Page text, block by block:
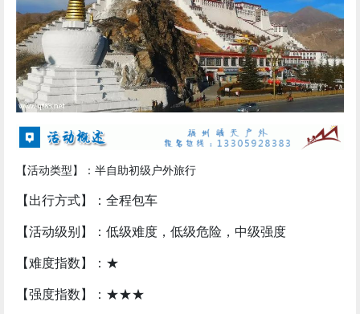
【活动类型】：半自助初级户外旅行
【出行方式】：全程包车
【活动级别】：低级难度，低级危险，中级强度
【难度指数】：★
【强度指数】：★★★
【风光指数】：★★★★★